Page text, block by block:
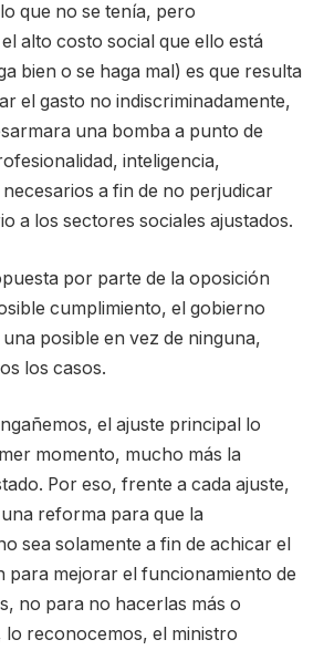
que no se tenía, pero
alto costo social que ello está
bien o se haga mal) es que resulta
el gasto no indiscriminadamente,
una bomba a punto de
inteligencia,
a fin de no perjudicar
a los sectores sociales ajustados.
por parte de la oposición
cumplimiento, el gobierno
posible en vez de ninguna,
los casos.
el ajuste principal lo
momento, mucho más la
Por eso, frente a cada ajuste,
reforma para que la
sea solamente a fin de achicar el
para mejorar el funcionamiento de
no para no hacerlas más o
lo reconocemos, el ministro